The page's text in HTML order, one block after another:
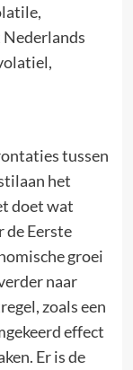
Nederlands
tussen
het
doet wat
de Eerste
groei
naar
zoals een
effect
Er is de